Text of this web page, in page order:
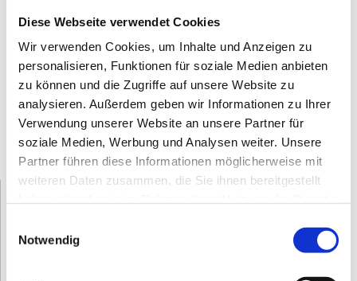
Diese Webseite verwendet Cookies
Wir verwenden Cookies, um Inhalte und Anzeigen zu
personalisieren, Funktionen für soziale Medien anbieten
zu können und die Zugriffe auf unsere Website zu
analysieren. Außerdem geben wir Informationen zu Ihrer
Verwendung unserer Website an unsere Partner für
soziale Medien, Werbung und Analysen weiter. Unsere
Partner führen diese Informationen möglicherweise mit
weiteren Daten zusammen, die Sie ihnen bereitgestellt
Notwendig
Donnerstag
Freitag Termine nach Vereinbarung
Um Wartezeiten zu vermeiden, bitte ich Sie in Ihrem
Interesse um vorherige Terminvereinbarung. Nach
telefonischer Vereinbarung sind Termine auch
außerhalb der Bürozeiten möglich.
Senden Sie uns eine Nachricht
Name*